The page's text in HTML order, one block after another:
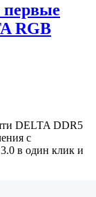
первые
RGB
DELTA DDR5
с
в один клик и